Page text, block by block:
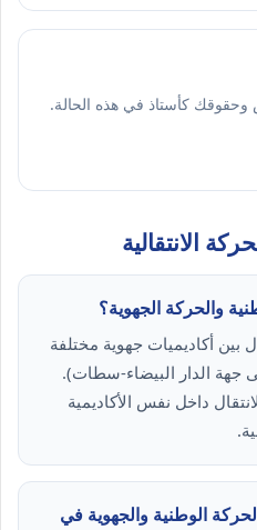
وحقوقك كأستاذ في هذه الحالة.
الانتقالية
والحركة الجهوية؟
بين أكاديميات جهوية مختلفة
جهة الدار البيضاء-سطات).
داخل نفس الأكاديمية
الوطنية والجهوية في